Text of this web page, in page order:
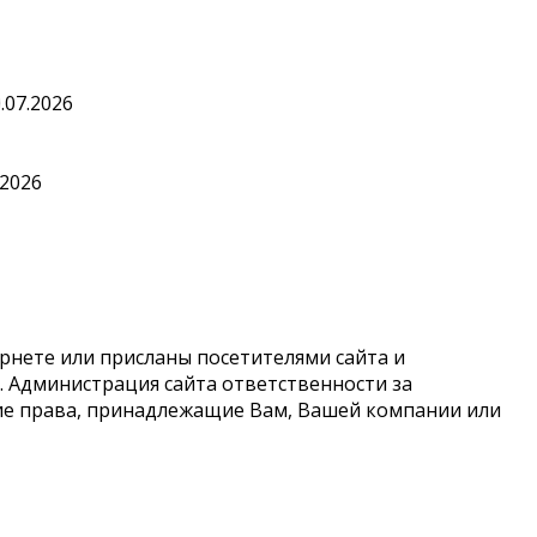
или присланы посетителями сайта и
сайта ответственности за
права, принадлежащие Вам, Вашей компании или